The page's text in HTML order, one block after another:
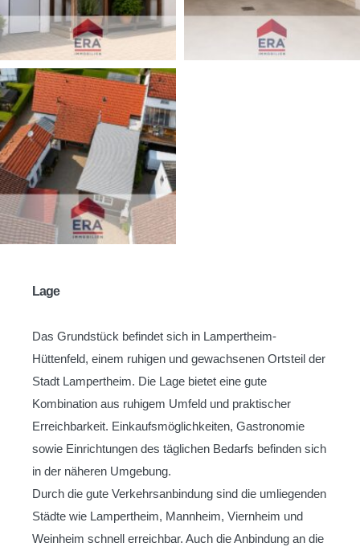
Lage
Das Grundstück befindet sich in Lampertheim-
Hüttenfeld, einem ruhigen und gewachsenen Ortsteil der
Stadt Lampertheim. Die Lage bietet eine gute
Kombination aus ruhigem Umfeld und praktischer
Erreichbarkeit. Einkaufsmöglichkeiten, Gastronomie
sowie Einrichtungen des täglichen Bedarfs befinden sich
in der näheren Umgebung.
Durch die gute Verkehrsanbindung sind die umliegenden
Städte wie Lampertheim, Mannheim, Viernheim und
Weinheim schnell erreichbar. Auch die Anbindung an die